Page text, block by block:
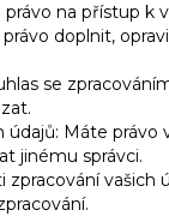
na přístup k
doplnit,
se
údajů: Máte
jinému správci.
zpracování